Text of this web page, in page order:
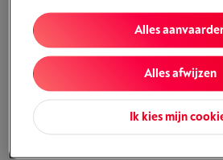
In onze winkel in Lochristi vind je een
multimediatoestellen tegen de laagste
onze verkopers en vind het toestel van
Borre. Je kan ook een beroep doen op
Ik kies mijn
Alles afwijzen
Alles